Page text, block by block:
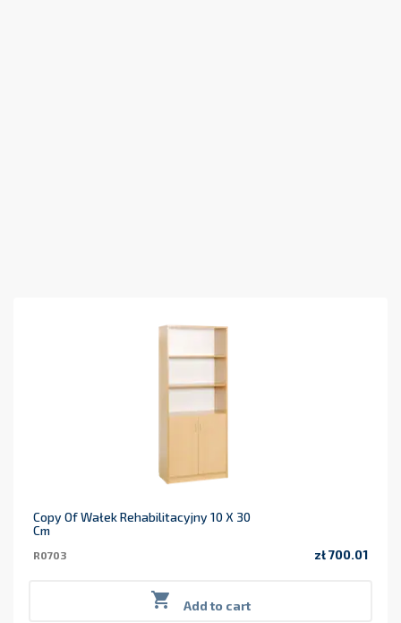
Copy Of Wałek Rehabilitacyjny 10 X 30
Cm
R0703 zł 700.01
 Add to cart